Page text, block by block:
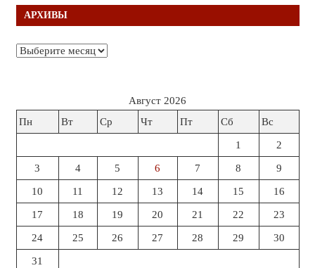
АРХИВЫ
Архивы
Август 2026
Пн
Вт Ср Чт Пт Сб Вс
1 2
3 4 5 6 7 8 9
10 11 12 13 14 15 16
17 18 19 20 21 22 23
24 25 26 27 28 29 30
31